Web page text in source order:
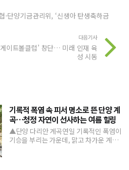
-단양기금관리위, ‘신생아 탄생축하금
다음기사
이트볼클럽’ 창단… 미래 인재 육
성 시동
기록적 폭염 속 피서 명소로 뜬 단양 계
곡…청정 자연이 선사하는 여름 힐링
▲단양 다리안 계곡연일 기록적인 폭염이
기승을 부리는 가운데, 맑고 차가운 계곡